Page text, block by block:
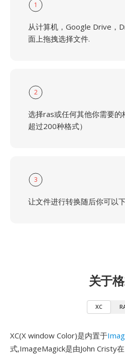
1
从计算机，Google Drive，
面上拖拽选择文件.
2
选择ras或任何其他你需要的
超过200种格式）
3
让文件进行转换随后你可以
关于
XC
XC(X window Color)是内置于
式,ImageMagick是由John Cristy